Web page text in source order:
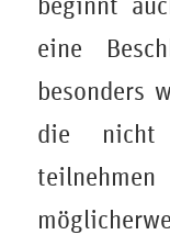
eine
besonders
die nicht